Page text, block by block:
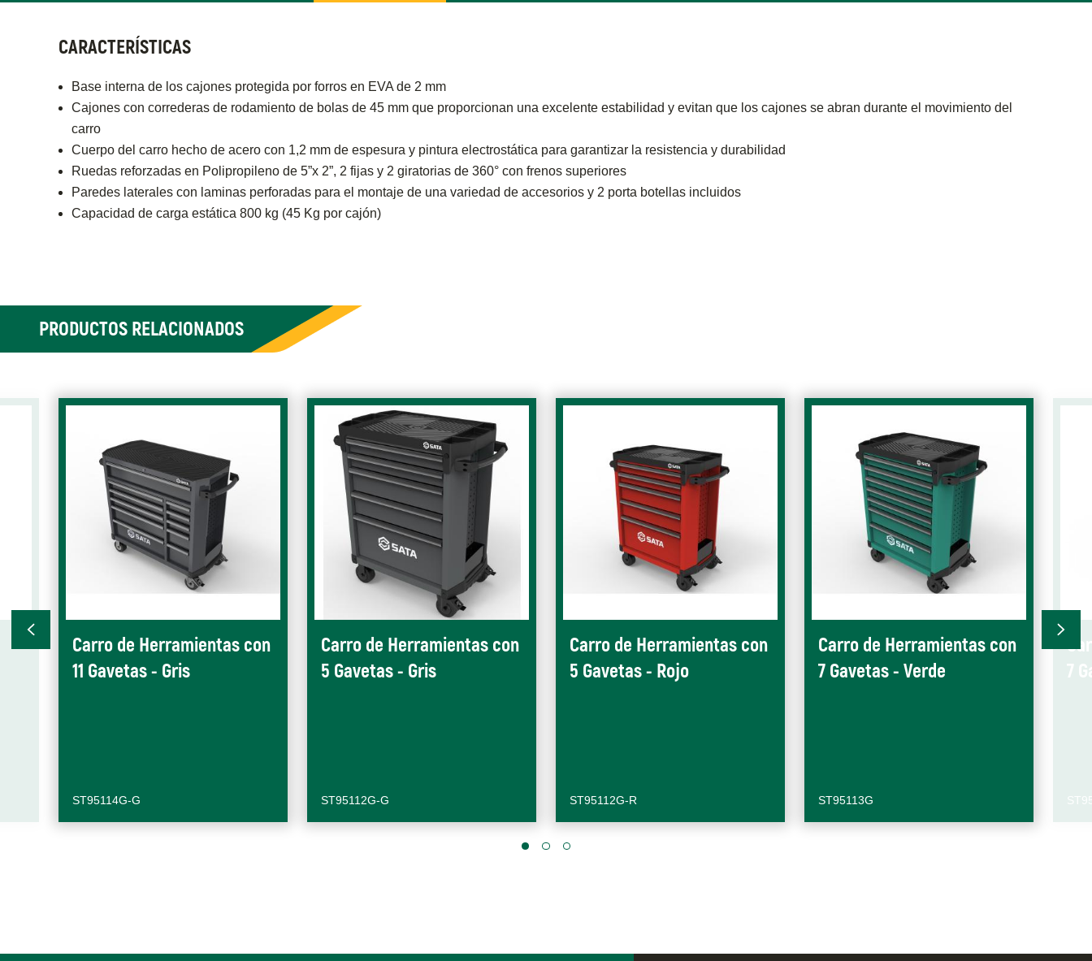
CARACTERÍSTICAS
Base interna de los cajones protegida por forros en EVA de 2 mm
Cajones con correderas de rodamiento de bolas de 45 mm que proporcionan una excelente estabilidad y evitan que los cajones se abran durante el movimiento del
carro
Cuerpo del carro hecho de acero con 1,2 mm de espesura y pintura electrostática para garantizar la resistencia y durabilidad
Ruedas reforzadas en Polipropileno de 5”x 2”, 2 fijas y 2 giratorias de 360° con frenos superiores
Paredes laterales con laminas perforadas para el montaje de una variedad de accesorios y 2 porta botellas incluidos
Capacidad de carga estática 800 kg (45 Kg por cajón)
PRODUCTOS RELACIONADOS
Carro de Herramientas con
11 Gavetas - Gris
ST95114G-G
Carro de Herramientas con
5 Gavetas - Gris
ST95112G-G
Carro de Herramientas con
5 Gavetas - Rojo
ST95112G-R
Carro de Herramientas con
7 Gavetas - Verde
ST95113G
7